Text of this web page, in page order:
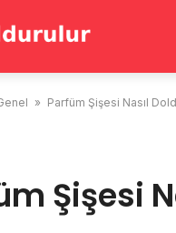
» Parfüm Şişesi Nasıl
Şişesi